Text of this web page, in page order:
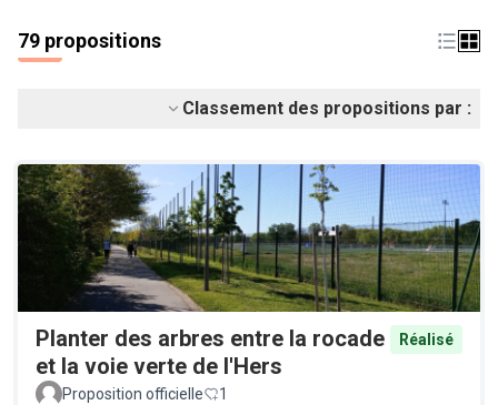
79 propositions
Classement des propositions par :
Planter des arbres entre la rocade
et la voie verte de l'Hers
Réalisé
Proposition officielle 1